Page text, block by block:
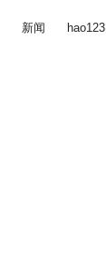
新闻 hao123